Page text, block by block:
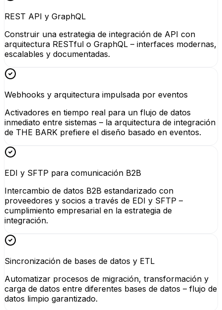
REST API y GraphQL
Construir una estrategia de integración de API con
arquitectura RESTful o GraphQL – interfaces modernas,
escalables y documentadas.
Webhooks y arquitectura impulsada por eventos
Activadores en tiempo real para un flujo de datos
inmediato entre sistemas – la arquitectura de integración
de THE BARK prefiere el diseño basado en eventos.
EDI y SFTP para comunicación B2B
Intercambio de datos B2B estandarizado con
proveedores y socios a través de EDI y SFTP –
cumplimiento empresarial en la estrategia de
integración.
Sincronización de bases de datos y ETL
Automatizar procesos de migración, transformación y
carga de datos entre diferentes bases de datos – flujo de
datos limpio garantizado.